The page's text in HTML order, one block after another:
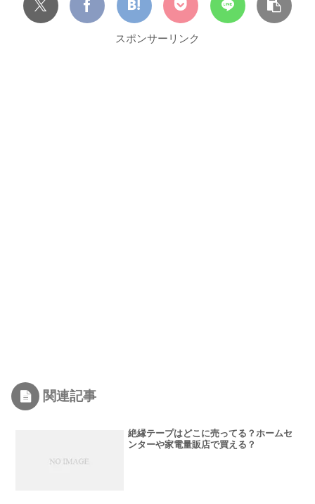
スポンサーリンク
関連記事
絶縁テープはどこに売ってる？ホームセ
ンターや家電量販店で買える？